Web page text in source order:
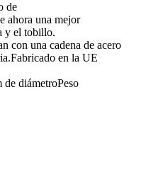
de
ahora una mejor
y el tobillo.
con una cadena de acero
en la UE
diámetroPeso